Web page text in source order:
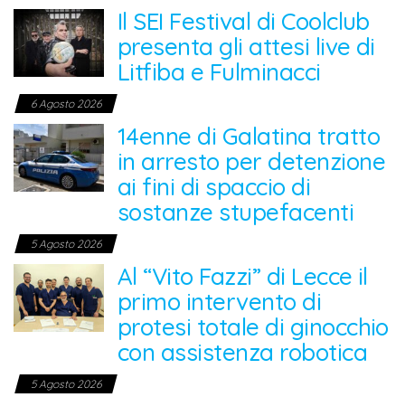
Il SEI Festival di Coolclub
presenta gli attesi live di
Litfiba e Fulminacci
6 Agosto 2026
14enne di Galatina tratto
in arresto per detenzione
ai fini di spaccio di
sostanze stupefacenti
5 Agosto 2026
Al “Vito Fazzi” di Lecce il
primo intervento di
protesi totale di ginocchio
con assistenza robotica
5 Agosto 2026